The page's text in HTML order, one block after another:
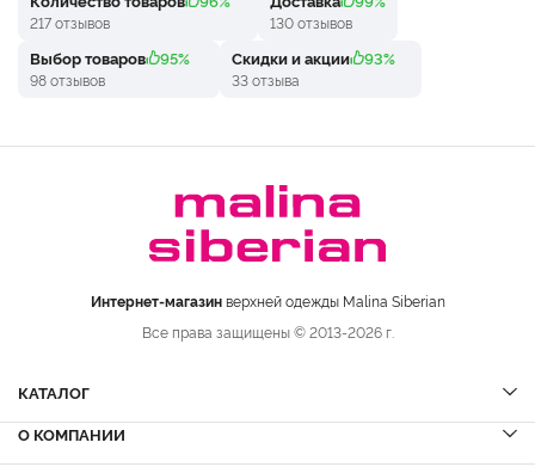
217 отзывов 130 отзывов
Выбор товаров 95%
98 отзывов
Скидки и акции 93%
33 отзыва
Интернет-магазинверхней одежды Malina Siberian
Все права защищены © 2013-2026 г.
КАТАЛОГ
Шубы
О КОМПАНИИ